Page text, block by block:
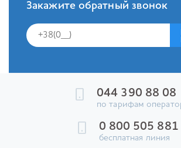
Закажите обратный звонок
044 390 88 08
по тарифам
0 800 505 881
бесплатная линия